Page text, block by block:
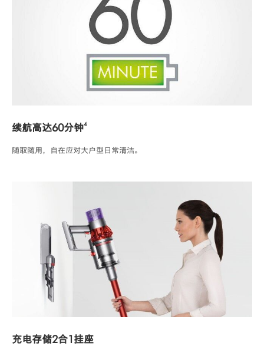
续航高达60分钟4
随取随用，自在应对大户型日常清洁。
充电存储2合1挂座